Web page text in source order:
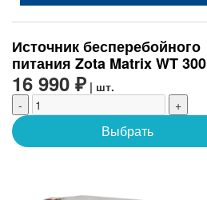
Источник бесперебойного
питания Zota Matrix WT 300
16 990 ₽ | шт.
-
+
Выбрать